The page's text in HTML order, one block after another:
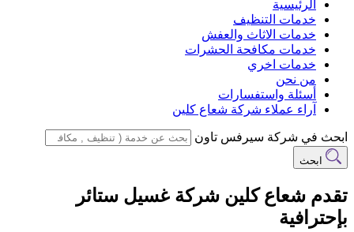
الرئيسية
خدمات التنظيف
خدمات الاثاث والعفش
خدمات مكافحة الحشرات
خدمات اخري
من نحن
أسئلة واستفسارات
آراء عملاء شركة شعاع كلين
ابحث في شركة سيرفس تاون
ابحث
تقدم شعاع كلين شركة غسيل ستائر
بإحترافية